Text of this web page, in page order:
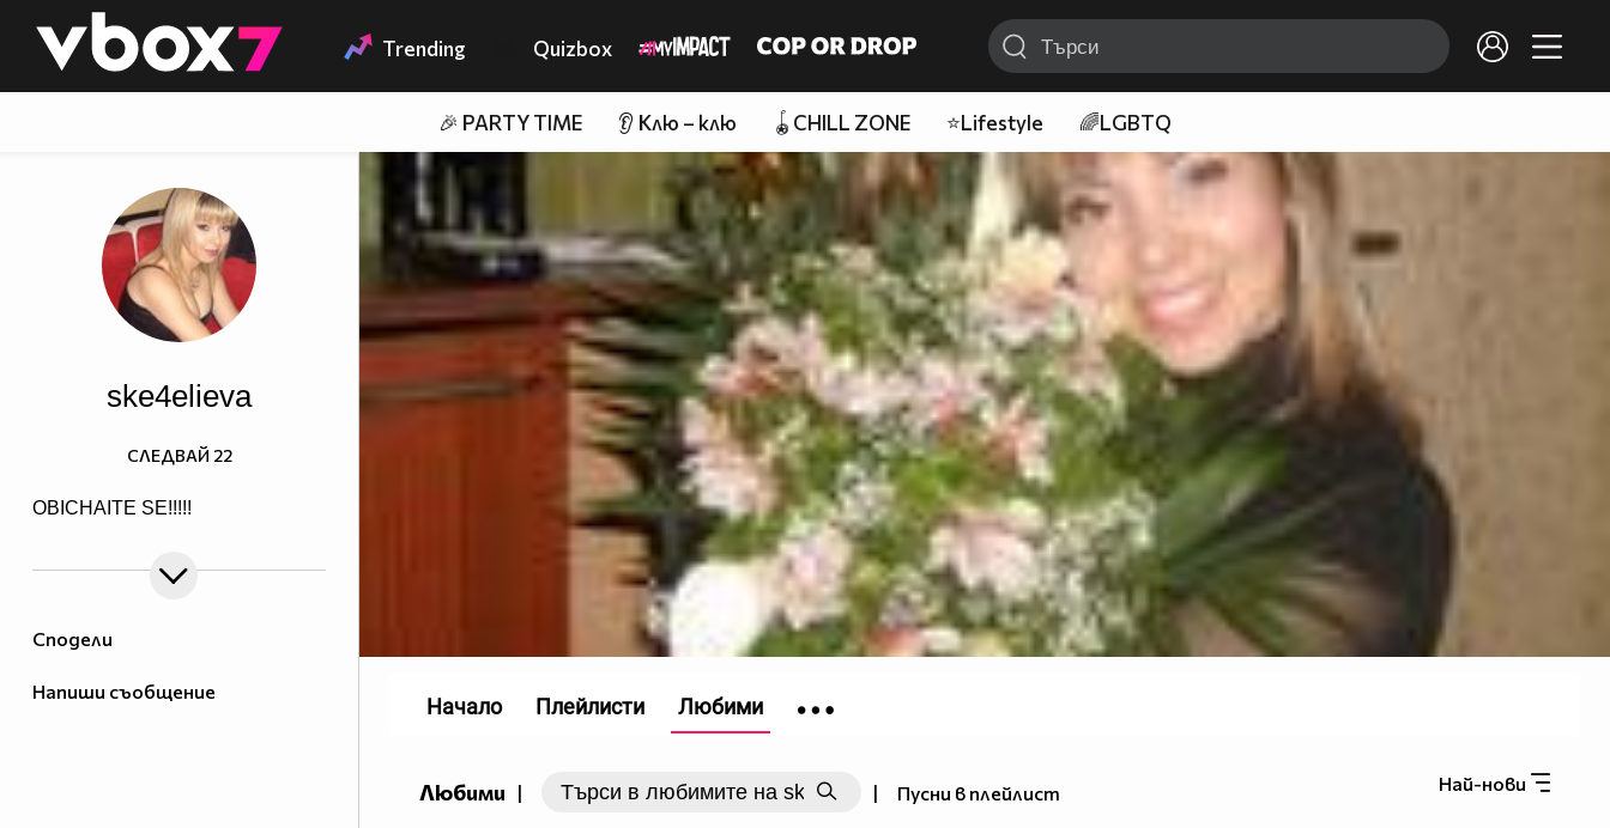
👾 Trending Quizbox
🎉 PARTY TIME 👂 Клю – клю 🪀CHILL ZONE ⭐Lifestyle 🌈LGBTQ
Сподели
Напиши съобщение
ske4elieva
OBICHAITE SE!!!!!
СЛЕДВАЙ 22
Любими | | Пусни в плейлист Най-нови
Начало Плейлисти Любими